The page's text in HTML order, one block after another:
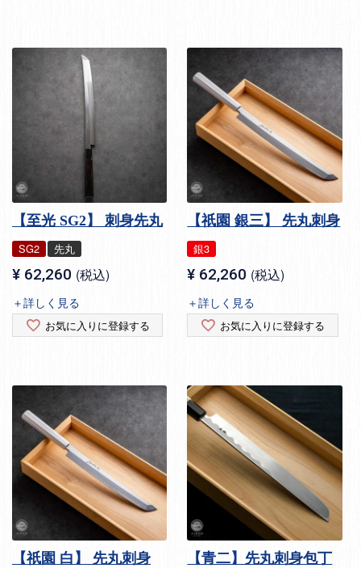
【至光 SG2】 刺身先丸
SG2 先丸
¥ 62,260 税込
＋詳しく見る
お気に入りに登録する
【祇園 銀三】 先丸刺身
銀3
¥ 62,260 税込
＋詳しく見る
お気に入りに登録する
【祇園 白】 先丸刺身 【青二】先丸刺身包丁